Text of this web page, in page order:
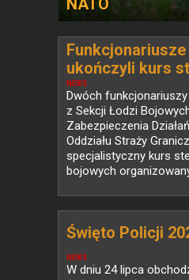
NATO
NEWS
Funkcjonariusze
ukończyli kurs
bojowych
Dwóch
z Sekcji Łodzi
Zabezpieczenia
Oddziału Straży
specjalistyczny kurs
bojowych
NEWS
Święto Policji
W dniu 24 lipca